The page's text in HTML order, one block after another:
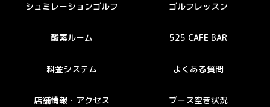
シュミレーションゴルフ ゴルフレッスン
酸素ルーム 525 CAFE BAR
料金システム よくある質問
店舗情報・アクセス ブース空き状況